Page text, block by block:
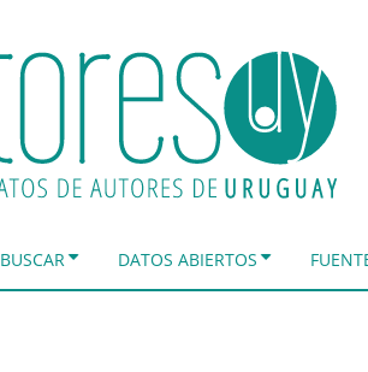
BUSCAR DATOS ABIERTOS